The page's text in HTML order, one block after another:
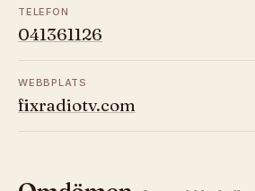
TELEFON
041361126
WEBBPLATS
fixradiotv.com